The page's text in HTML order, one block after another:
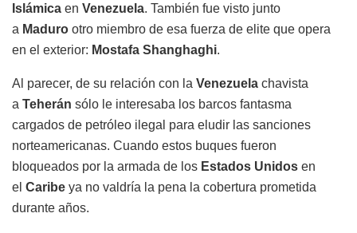
Islámica en Venezuela. También fue visto junto
a Maduro otro miembro de esa fuerza de elite que opera
en el exterior: Mostafa Shanghaghi.
Al parecer, de su relación con la Venezuela chavista
a Teherán sólo le interesaba los barcos fantasma
cargados de petróleo ilegal para eludir las sanciones
norteamericanas. Cuando estos buques fueron
bloqueados por la armada de los Estados Unidos en
el Caribe ya no valdría la pena la cobertura prometida
durante años.